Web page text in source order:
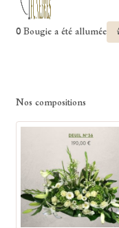
0 Bougie a été allumée
Nos compositions